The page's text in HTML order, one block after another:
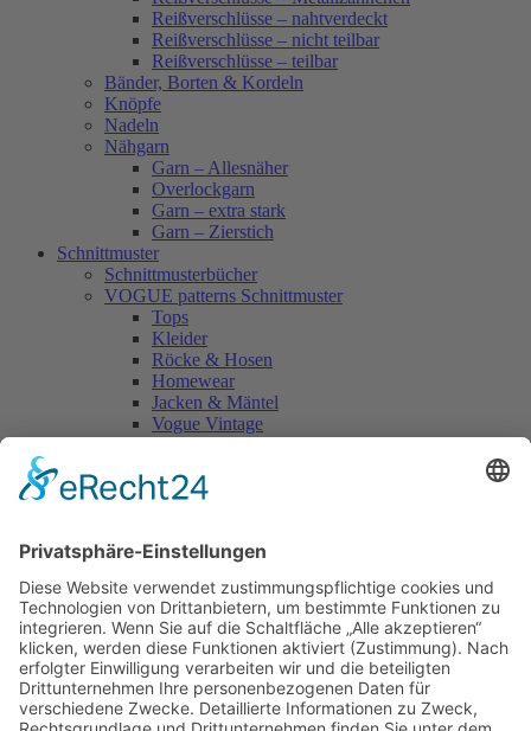
Reißverschlüsse – nahtverdeckt
Reißverschlüsse – nicht teilbar
Reißverschlüsse – teilbar
Bänder, Borten & Kordeln
Knöpfe
Nadeln
Nähgarn
Garn – Allesnäher
Overlockgarn
Garn – extra stark
Garn – Zierstich
Schnittmuster
Schnittmusterbücher
VOGUE patterns Schnittmuster
Tops
Kleider
Röcke & Hosen
Homewear
Jacken & Mäntel
Vogue Vintage
Accessoires
Kleider
Homewear
Jacken & Mäntel
Curvy
Herren
Kids
Burda Fantasy
Accessoires & Deko